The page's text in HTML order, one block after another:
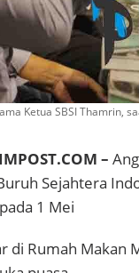
Ketua SBSI Thamrin,
–
Sejahtera
1 Mei
di Rumah Makan